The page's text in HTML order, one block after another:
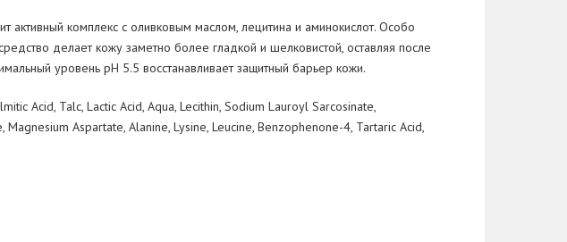
активный комплекс с оливковым маслом, лецитина и аминокислот. Особо
делает кожу заметно более гладкой и шелковистой, оставляя после
уровень рН 5.5 восстанавливает защитный барьер кожи.
Acid, Talc, Lactic Acid, Aqua, Lecithin, Sodium Lauroyl Sarcosinate,
Aspartate, Alanine, Lysine, Leucine, Benzophenone-4, Tartaric Acid,